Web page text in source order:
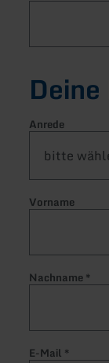
Anrede
Vorname
Nachname*
E-Mail *